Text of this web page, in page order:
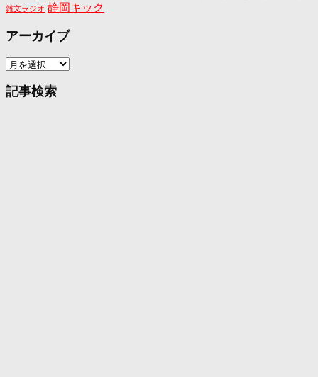
雑文ラジオ 静岡キック
アーカイブ
ア
カ
記事検索